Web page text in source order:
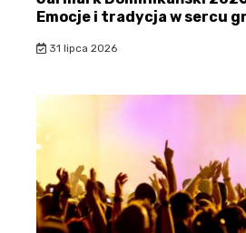
Emocje i tradycja w sercu
31 lipca 2026